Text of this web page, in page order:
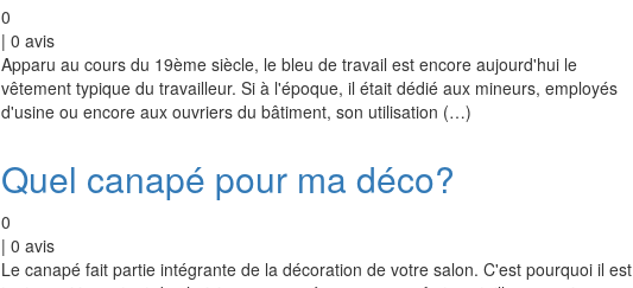
0
| 0 avis
Apparu au cours du 19ème siècle, le bleu de travail est encore aujourd'hui le
vêtement typique du travailleur. Si à l'époque, il était dédié aux mineurs, employés
d'usine ou encore aux ouvriers du bâtiment, son utilisation (…)
Quel canapé pour ma déco?
0
| 0 avis
Le canapé fait partie intégrante de la décoration de votre salon. C'est pourquoi il est